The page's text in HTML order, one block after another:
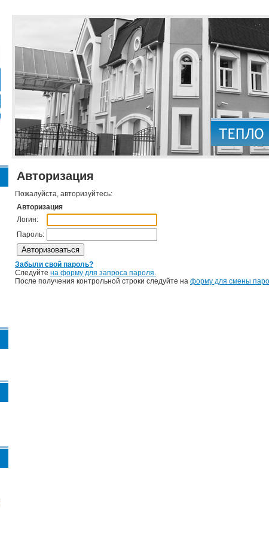
Авторизация
Пожалуйста, авторизуйтесь:
Авторизация
Логин:
Пароль:
Забыли свой пароль?
Следуйте на форму для запроса пароля.
После получения контрольной строки следуйте на форму для смены